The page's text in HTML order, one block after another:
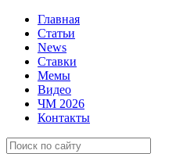
Главная
Статьи
News
Ставки
Мемы
Видео
ЧМ 2026
Контакты